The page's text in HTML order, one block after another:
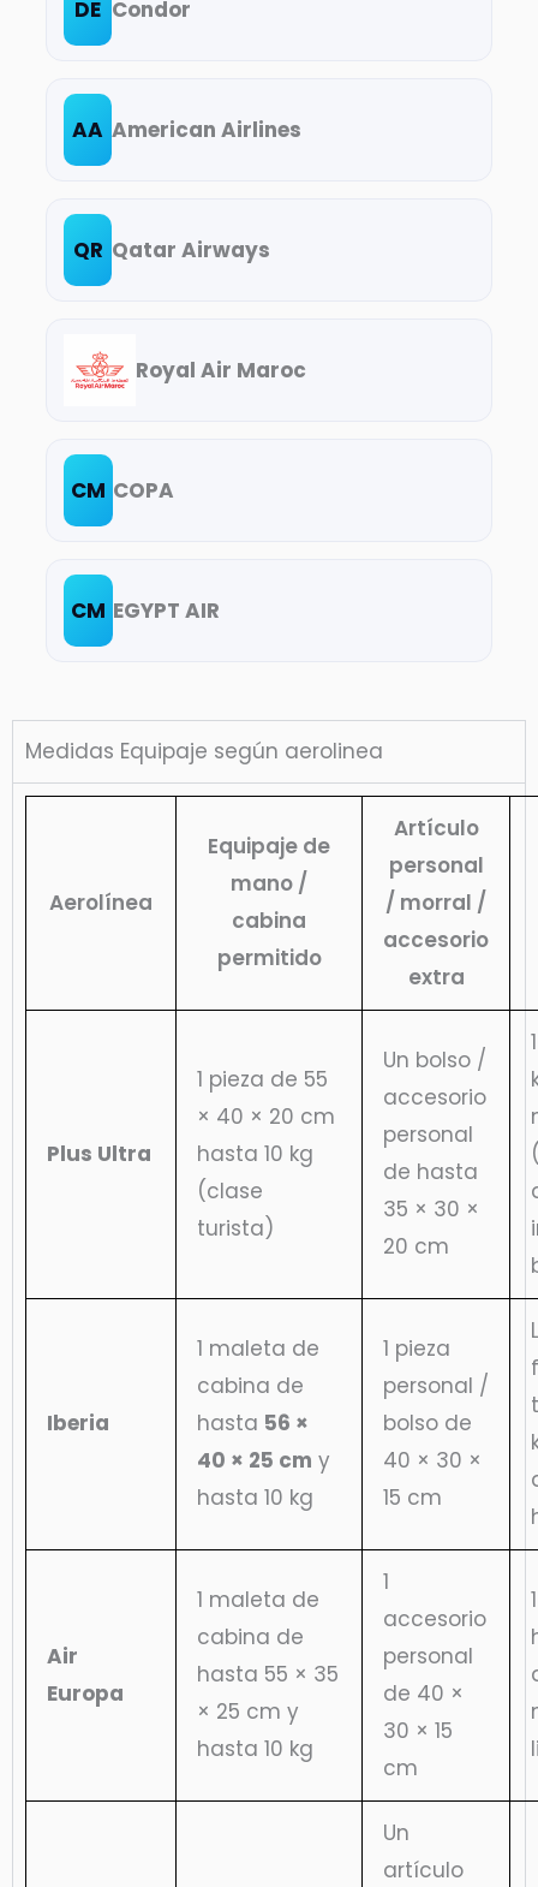
DE Condor
AA American Airlines
QR Qatar Airways
Royal Air Maroc
CM COPA
CM EGYPT AIR
Medidas Equipaje según aerolinea
Aerolínea
Equipaje de
mano /
cabina
permitido
Artículo
personal
/ morral /
accesorio
extra
Plus Ultra
1 pieza de 55
× 40 × 20 cm
hasta 10 kg
(clase
turista)
Un bolso /
accesorio
personal
de hasta
35 × 30 ×
20 cm
Iberia
1 maleta de
cabina de
hasta 56 ×
40 × 25 cm y
hasta 10 kg
1 pieza
personal /
bolso de
40 × 30 ×
15 cm
Air
Europa
1 maleta de
cabina de
hasta 55 × 35
× 25 cm y
hasta 10 kg
1
accesorio
personal
de 40 ×
30 × 15
cm
Un
artículo